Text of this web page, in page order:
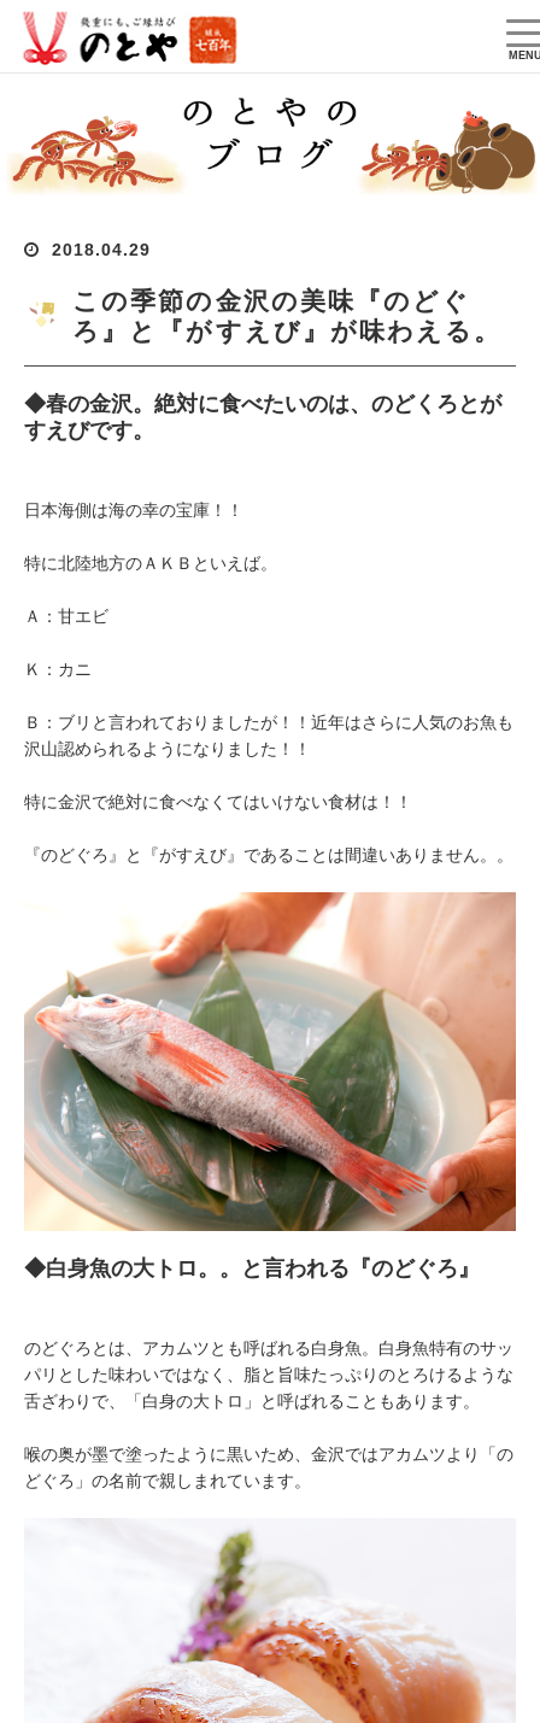
2018.04.29
この季節の金沢の美味『のどぐ
ろ』と『がすえび』が味わえる。
◆春の金沢。絶対に食べたいのは、のどくろとが
すえびです。
日本海側は海の幸の宝庫！！
特に北陸地方のＡＫＢといえば。
Ａ：甘エビ
Ｋ：カニ
Ｂ：ブリと言われておりましたが！！近年はさらに人気のお魚も
沢山認められるようになりました！！
特に金沢で絶対に食べなくてはいけない食材は！！
『のどぐろ』と『がすえび』であることは間違いありません。。
◆白身魚の大トロ。。と言われる『のどぐろ』
のどぐろとは、アカムツとも呼ばれる白身魚。白身魚特有のサッ
パリとした味わいではなく、脂と旨味たっぷりのとろけるような
舌ざわりで、「白身の大トロ」と呼ばれることもあります。
喉の奥が墨で塗ったように黒いため、金沢ではアカムツより「の
どぐろ」の名前で親しまれています。